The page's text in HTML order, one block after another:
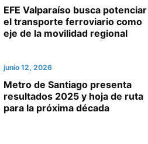
EFE Valparaíso busca potenciar
el transporte ferroviario como
eje de la movilidad regional
junio 12, 2026
Metro de Santiago presenta
resultados 2025 y hoja de ruta
para la próxima década